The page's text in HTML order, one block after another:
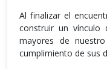
Al finalizar el
construir un vínculo
mayores de
cumplimiento de sus